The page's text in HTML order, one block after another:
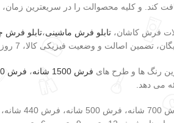
کند. و کلیه محصوالت را در سریعترین
فرش کاشان،تابلو فرش ماشینی،تابلو فرش
7 روز ضمانت بازگشت کالا و امکان پرداخت در هنگام دریافت کالا اشاره کرد.
رنگ ها و طرح های فرش 1500 شانه ، فرش 1200 شانه با گل های برجسته
می دهد.